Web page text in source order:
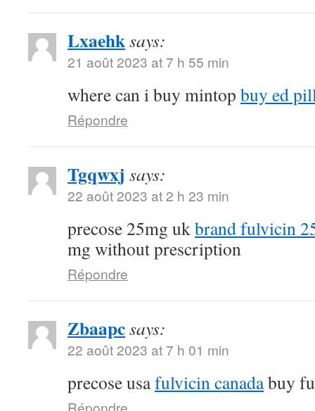
Lxaehksays:
21 août 2023 at 7 h 55 min
where can i buy mintop buy ed
Répondre
Tgqwxj says:
22 août 2023 at 2 h 23 min
precose 25mg uk brand fulvicin
mg without prescription
Répondre
Zbaapcsays:
22 août 2023 at 7 h 01 min
precose usafulvicin canadabuy
Répondre